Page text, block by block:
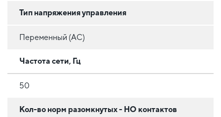
Тип напряжения управления
Переменный (AC)
Частота сети, Гц
50
Кол-во норм разомкнутых - НО контактов